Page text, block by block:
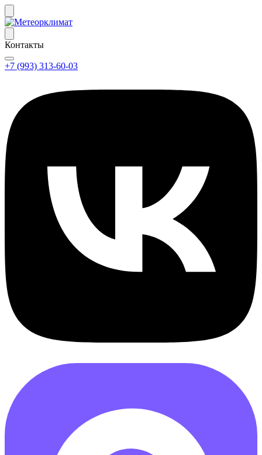
Контакты
+7 (993) 313-60-03